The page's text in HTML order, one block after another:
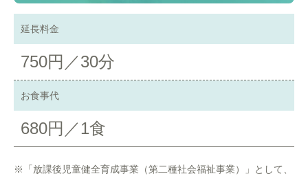
延長料金
750円／30分
お食事代
680円／1食
※「放課後児童健全育成事業（第二種社会福祉事業）」として、